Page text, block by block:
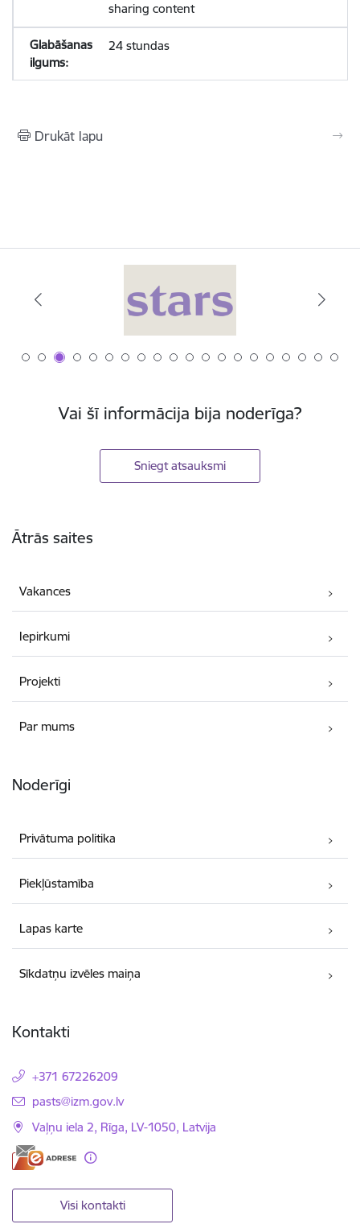
sharing content
24 stundas
Drukāt lapu
Vai šī informācija bija noderīga?
Sniegt atsauksmi
Ātrās saites
Vakances
Iepirkumi
Projekti
Par mums
Noderīgi
Privātuma politika
Piekļūstamība
Lapas karte
Sīkdatņu izvēles maiņa
Kontakti
+371 67226209
E-pasts:
pasts@izm.gov.lv
Vaļņu iela 2, Rīga, LV-1050, Latvija
Visi kontakti